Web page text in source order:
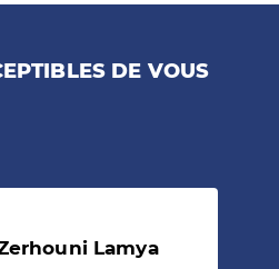
DE VOUS
Lamya